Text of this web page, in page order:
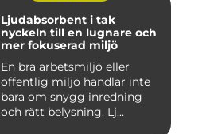
Ljudabsorbent i tak
nyckeln till en lugnare och
mer fokuserad miljö
En bra arbetsmiljö eller
offentlig miljö handlar inte
bara om snygg inredning
och rätt belysning. Lj...